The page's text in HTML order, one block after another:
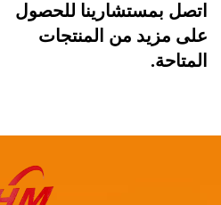
اتصل بمستشارينا للحصول
على مزيد من المنتجات
المتاحة.